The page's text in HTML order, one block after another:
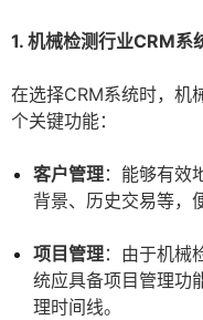
1. 机械检测行业CRM系
在选择CRM系统时，机
个关键功能：
客户管理：能够有效
背景、历史交易等，
项目管理：由于机械
统应具备项目管理功
理时间线。